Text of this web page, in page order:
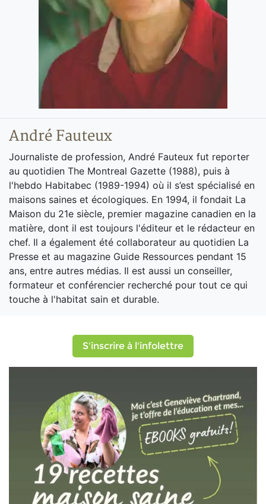
André Fauteux
Journaliste de profession, André Fauteux fut reporter
au quotidien The Montreal Gazette (1988), puis à
l'hebdo Habitabec (1989-1994) où il s’est spécialisé en
maisons saines et écologiques. En 1994, il fondait La
Maison du 21e siècle, premier magazine canadien en la
matière, dont il est toujours l'éditeur et le rédacteur en
chef. Il a également été collaborateur au quotidien La
Presse et au magazine Guide Ressources pendant 15
ans, entre autres médias. Il est aussi un conseiller,
formateur et conférencier recherché pour tout ce qui
touche à l'habitat sain et durable.
S'inscrire à l'infolettre